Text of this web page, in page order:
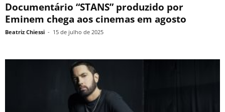
Documentário “STANS” produzido por
Eminem chega aos cinemas em agosto
Beatriz Chiessi - 15 de julho de 2025